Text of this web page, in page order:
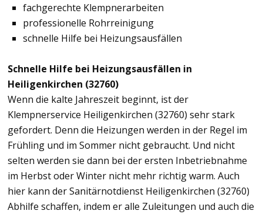
fachgerechte Klempnerarbeiten
professionelle Rohrreinigung
schnelle Hilfe bei Heizungsausfällen
Schnelle Hilfe bei Heizungsausfällen in
Heiligenkirchen (32760)
Wenn die kalte Jahreszeit beginnt, ist der
Klempnerservice Heiligenkirchen (32760) sehr stark
gefordert. Denn die Heizungen werden in der Regel im
Frühling und im Sommer nicht gebraucht. Und nicht
selten werden sie dann bei der ersten Inbetriebnahme
im Herbst oder Winter nicht mehr richtig warm. Auch
hier kann der Sanitärnotdienst Heiligenkirchen (32760)
Abhilfe schaffen, indem er alle Zuleitungen und auch die